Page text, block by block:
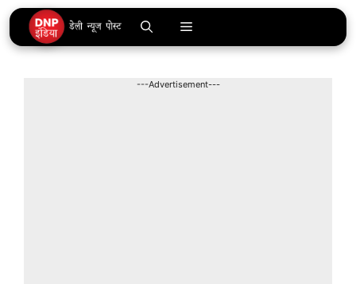
Skip
to
content
Menu
---Advertisement---